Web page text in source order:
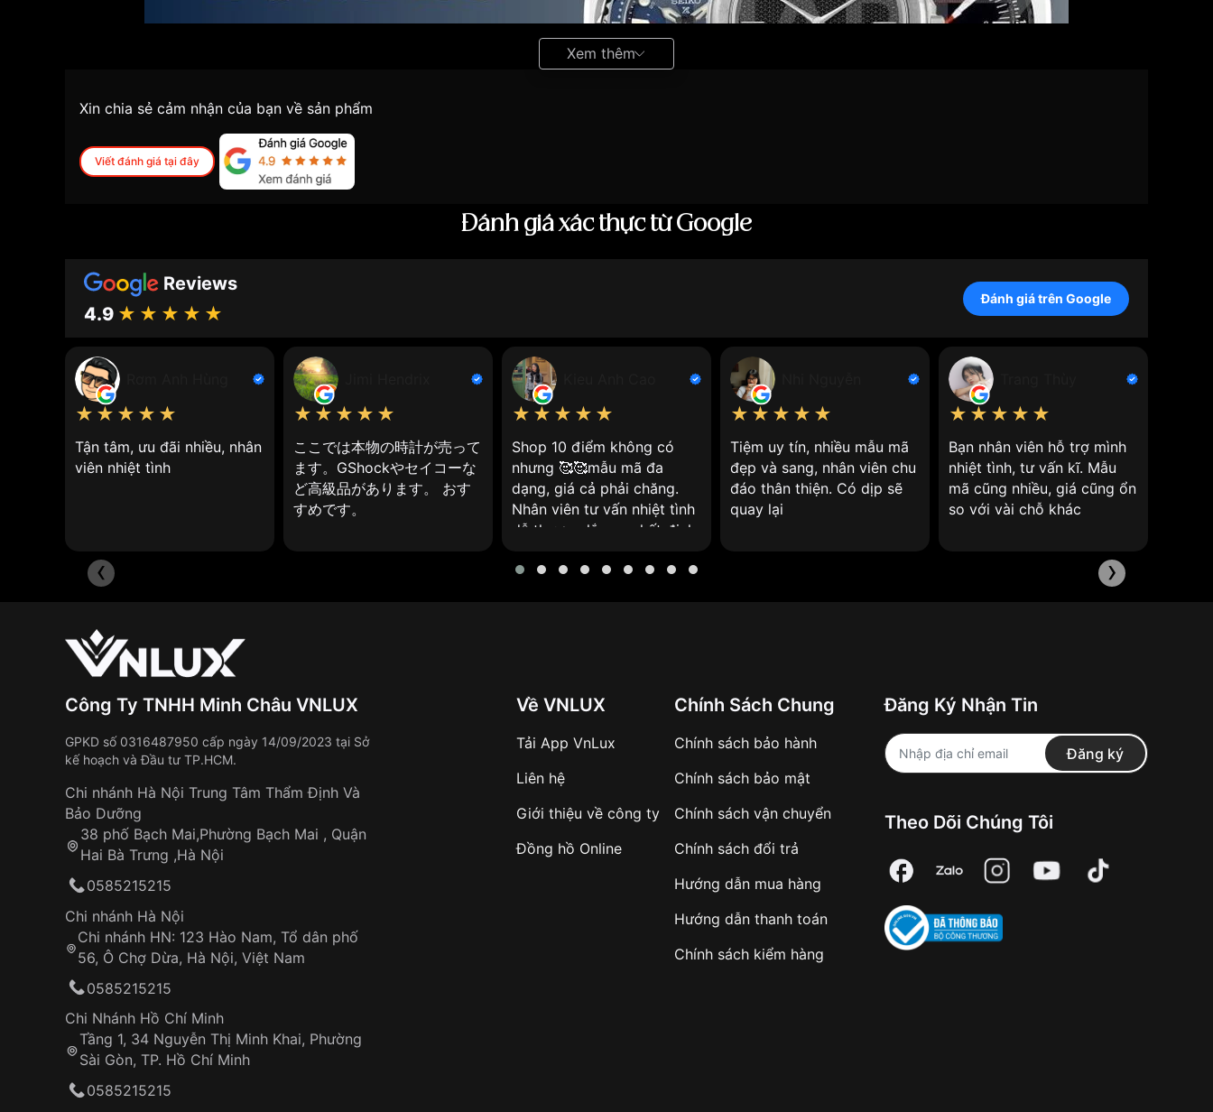
Giới thiệu tổng quan về đồng hồ pin quartz
Những mô tả dưới đây của
Ý nghĩa của đồng hồ máy quartz
Đồng hồ pin quartz
, hay còn gọi là đồng hồ pin thạch anh, là loại đồng hồ sử dụng cơ chế điều động bằng tinh thể thạch anh để cung cấp năng lượng và điều
khiển chuyển động của kim đồng hồ.
Cấu tạo:
Pin: Cung cấp năng lượng cho bộ máy đồng hồ.
Tinh thể thạch anh: Khi được đặt trong điện trường, tinh thể thạch anh sẽ dao động với tần số ổn định cao (khoảng 32.768 Hz).
Bộ truyền động: Truyền năng lượng từ pin đến bánh răng và kim đồng hồ.
Lịch sử phát triển của đồng hồ pin quartz
Năm 1954, công ty Hamilton Watch của Mỹ chế tạo thành công chiếc đồng hồ điện tử đầu tiên sử dụng pin và bộ dao động thạch anh, tuy nhiên kích
thước còn cồng kềnh.
Năm 1960, Seiko - tập đoàn đồng hồ Nhật Bản - bắt đầu nghiên cứu phát triển đồng hồ pin quartz.
Năm 1969, Seiko ra mắt chiếc đồng hồ pin quartz đầu tiên trên thế giới, mang tên Seiko Astron, đánh dấu một bước ngoặt lịch sử trong ngành công
nghiệp chế tác đồng hồ.
Sự bùng nổ của đồng hồ pin quartz
Các thương hiệu đồng hồ khác trên thế giới cũng nhanh chóng bắt kịp xu hướng, đẩy mạnh sản xuất đồng hồ pin quartz.
Các nhà sản xuất không ngừng cải tiến công nghệ, nâng cao độ chính xác và chức năng của đồng hồ thạch anh.
Tương lai của đồng hồ máy quartz
Xem thêm
Xin chia sẻ cảm nhận của bạn về sản phẩm
Viết đánh giá tại đây
Đánh giá xác thực từ Google
Reviews
4.9 ★★★★★
Đánh giá trên Google
★★★★★
Tận tâm, ưu đãi nhiều, nhân
viên nhiệt tình
★★★★★
ここでは本物の時計が売って
ます。GShockやセイコーな
ど高級品があります。 おす
すめです。
★★★★★
Shop 10 điểm không có
nhưng 🥰🥰mẫu mã đa
dạng, giá cả phải chăng.
Nhân viên tư vấn nhiệt tình
dễ thương lắm ạ, nhất định
★★★★★
Tiệm uy tín, nhiều mẫu mã
đẹp và sang, nhân viên chu
đáo thân thiện. Có dịp sẽ
quay lại
★★★★★
Bạn nhân viên hỗ trợ mình
nhiệt tình, tư vấn kĩ. Mẫu
mã cũng nhiều, giá cũng ổn
so với vài chỗ khác
‹ ›
Công Ty TNHH Minh Châu VNLUX
GPKD số 0316487950 cấp ngày 14/09/2023 tại Sở
kế hoạch và Đầu tư TP.HCM.
Chi nhánh Hà Nội Trung Tâm Thẩm Định Và
Bảo Dưỡng
38 phố Bạch Mai,Phường Bạch Mai , Quận
Hai Bà Trưng ,Hà Nội
0585215215
Chi nhánh Hà Nội
Chi nhánh HN: 123 Hào Nam, Tổ dân phố
56, Ô Chợ Dừa, Hà Nội, Việt Nam
0585215215
Chi Nhánh Hồ Chí Minh
Tầng 1, 34 Nguyễn Thị Minh Khai, Phường
Sài Gòn, TP. Hồ Chí Minh
0585215215
Về VNLUX
Tải App VnLux
Liên hệ
Giới thiệu về công ty
Đồng hồ Online
Chính Sách Chung
Chính sách bảo hành
Chính sách bảo mật
Chính sách vận chuyển
Chính sách đổi trả
Hướng dẫn mua hàng
Hướng dẫn thanh toán
Chính sách kiểm hàng
Đăng Ký Nhận Tin
Đăng ký
Theo Dõi Chúng Tôi